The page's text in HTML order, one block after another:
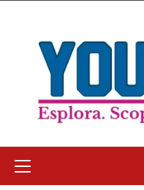
contenuto
principale